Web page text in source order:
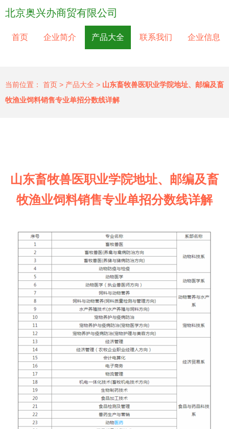
北京奥兴办商贸有限公司
首页 企业简介 产品大全 联系我们 企业信息
当前位置： 首页 > 产品大全 > 山东畜牧兽医职业学院地址、邮编及畜
牧渔业饲料销售专业单招分数线详解
山东畜牧兽医职业学院地址、邮编及畜
牧渔业饲料销售专业单招分数线详解